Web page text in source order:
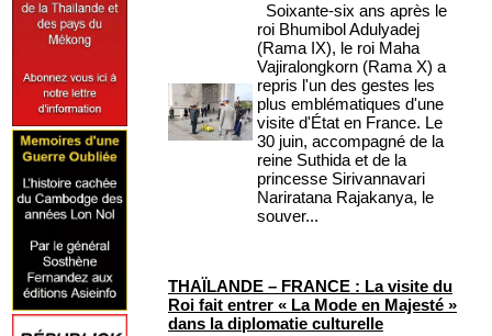
Soixante-six ans après le
roi Bhumibol Adulyadej
(Rama IX), le roi Maha
Vajiralongkorn (Rama X) a
repris l'un des gestes les
plus emblématiques d'une
visite d'État en France. Le
30 juin, accompagné de la
reine Suthida et de la
princesse Sirivannavari
Nariratana Rajakanya, le
souver...
THAÏLANDE – FRANCE : La visite du
Roi fait entrer « La Mode en Majesté »
dans la diplomatie culturelle